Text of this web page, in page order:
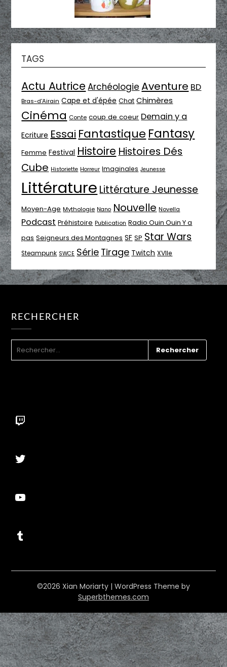
TAGS
Actu Autrice Archéologie Aventure BD
Bras-d'Airain Cape et d'épée Chat Chimères
Cinéma Conte coup de coeur Demain y a
Ecriture Essai Fantastique Fantasy
Femme Festival Histoire Histoires Dés
Cube Historiette Horreur Imaginales Jeunesse
Littérature Littérature Jeunesse
Moyen-Age Mythologie Nano Nouvelle Novella
Podcast Préhistoire Publication Radio Ouin Ouin Y a
pas Seigneurs des Montagnes SF SP Star Wars
Steampunk SWCE Série Tirage Twitch XVIIe
RECHERCHER
Twitch
Twitter
YouTube
Tumblr
©2026 Xian Moriarty | WordPress Theme by
Superbthemes.com